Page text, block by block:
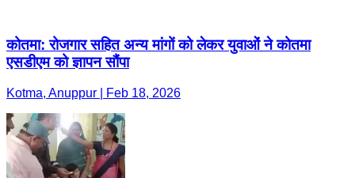
कोतमा: रोजगार सहित अन्य मांगों को लेकर युवाओं ने कोतमा
एसडीएम को ज्ञापन सौंपा
Kotma, Anuppur | Feb 18, 2026